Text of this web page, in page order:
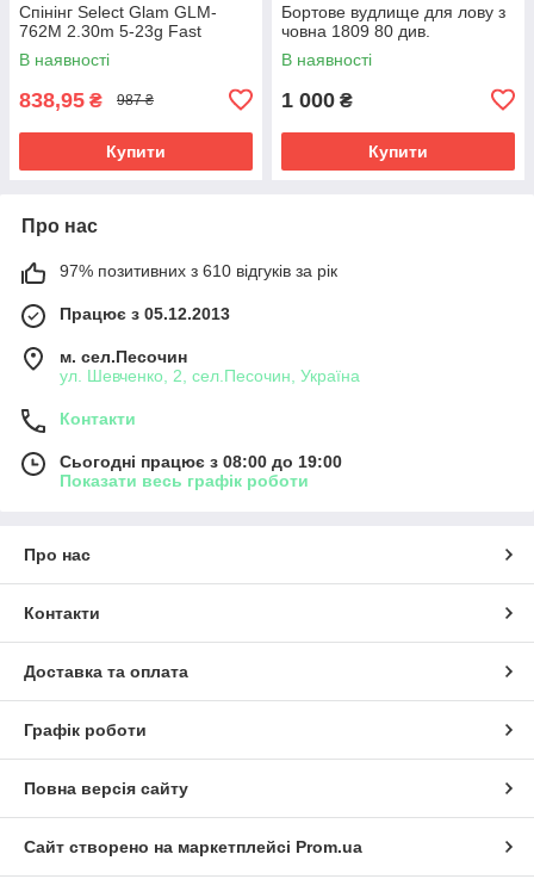
Спінінг Select Glam GLM-
762M 2.30m 5-23g Fast
В наявності
838,95 ₴ 987 ₴
Купити
Бортове вудлище для лову з
човна 1809 80 див.
В наявності
1 000 ₴
Купити
Про нас
97% позитивних з 610 відгуків за рік
Працює з 05.12.2013
м. сел.Песочин
ул. Шевченко, 2, сел.Песочин, Україна
Контакти
Сьогодні працює з 08:00 до 19:00
Показати весь графік роботи
Про нас
Контакти
Доставка та оплата
Графік роботи
Повна версія сайту
Сайт створено на маркетплейсі Prom.ua